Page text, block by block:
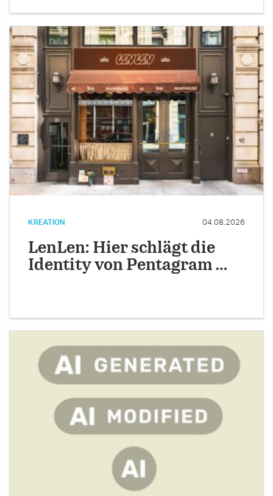
KREATION 04.08.2026
LenLen: Hier schlägt die
Identity von Pentagram …